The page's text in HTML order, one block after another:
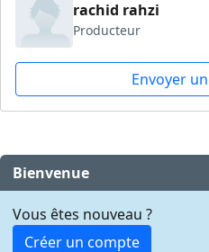
rachid rahzi
Producteur
Envoyer
Bienvenue
Vous êtes nouveau ?
Créer un compte